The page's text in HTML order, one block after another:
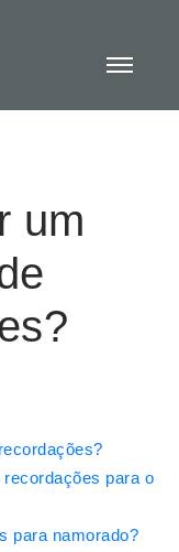
um
para o
para namorado?